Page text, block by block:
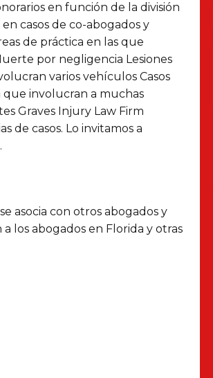
en función de la división
casos de co-abogados y
de práctica en las que
por negligencia Lesiones
varios vehículos Casos
que involucran a muchas
Graves Injury Law Firm
de casos. Lo invitamos a
asocia con otros abogados y
los abogados en Florida y otras